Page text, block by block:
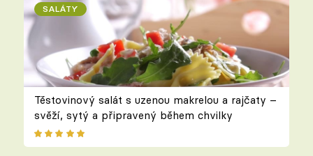
SALÁTY
Těstovinový salát s uzenou makrelou a rajčaty –
svěží, sytý a připravený během chvilky